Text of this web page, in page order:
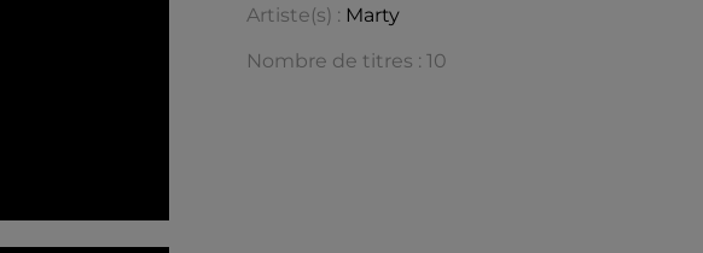
Artiste(s) : Marty
Nombre de titres : 10